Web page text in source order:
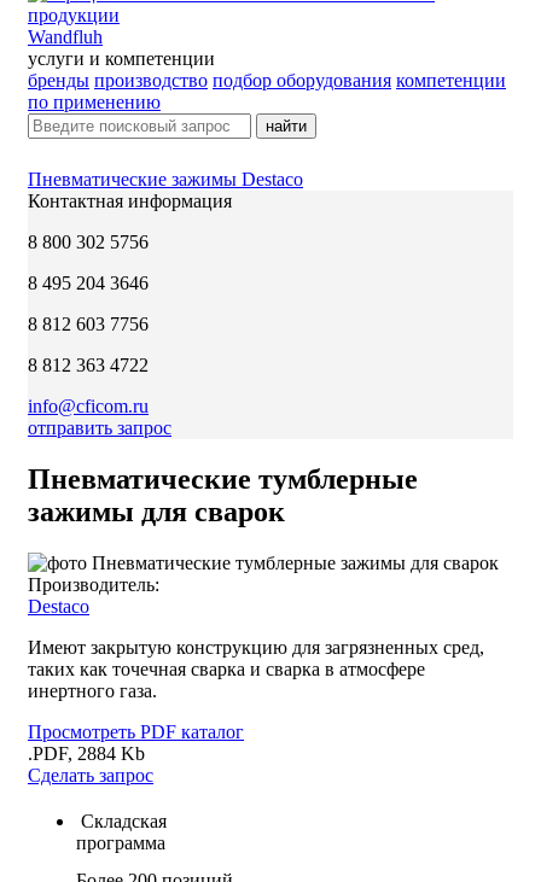
Wandfluh
услуги и компетенции
бренды производство подбор оборудования компетенции
по применению
найти
Пневматические зажимы Destaco
Контактная информация
8 800 302 5756
8 495 204 3646
8 812 603 7756
8 812 363 4722
info@cficom.ru
отправить запрос
Пневматические тумблерные
зажимы для сварок
Производитель:
Destaco
Имеют закрытую конструкцию для загрязненных сред,
таких как точечная сварка и сварка в атмосфере
инертного газа.
Просмотреть PDF каталог
.PDF, 2884 Kb
Сделать запрос
Складская
программа